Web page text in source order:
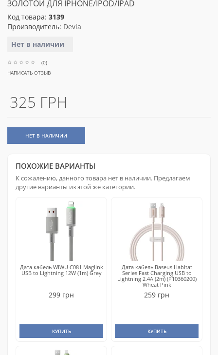
ЗОЛОТОЙ ДЛЯ IPHONE/IPOD/IPAD
Код товара: 3139
Производитель: Devia
Нет в наличии
(0)
НАПИСАТЬ ОТЗЫВ
325 ГРН
НЕТ В НАЛИЧИИ
ПОХОЖИЕ ВАРИАНТЫ
К сожалению, данного товара нет в наличии. Предлагаем
другие варианты из этой же категории.
Дата кабель WIWU C081 Maglink
USB to Lightning 12W (1m) Grey
299 грн
КУПИТЬ
Дата кабель Baseus Habitat
Series Fast Charging USB to
Lightning 2.4A (2m) (P10360200)
Wheat Pink
259 грн
КУПИТЬ